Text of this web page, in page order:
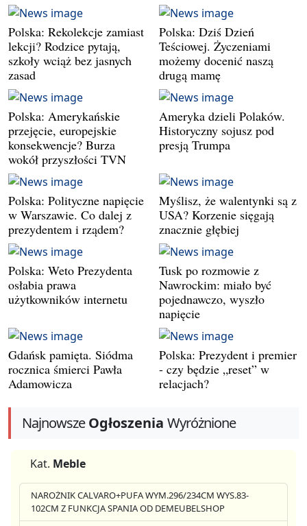
Polska: Rekolekcje zamiast
lekcji? Rodzice pytają,
szkoły wciąż bez jasnych
zasad
Polska: Dziś Dzień
Teściowej. Życzeniami
możemy docenić naszą
drugą mamę
Polska: Amerykańskie
przejęcie, europejskie
konsekwencje? Burza
wokół przyszłości TVN
Ameryka dzieli Polaków.
Historyczny sojusz pod
presją Trumpa
Polska: Polityczne napięcie
w Warszawie. Co dalej z
prezydentem i rządem?
Myślisz, że walentynki są z
USA? Korzenie sięgają
znacznie głębiej
Polska: Weto Prezydenta
osłabia prawa
użytkowników internetu
Tusk po rozmowie z
Nawrockim: miało być
pojednawczo, wyszło
napięcie
Gdańsk pamięta. Siódma
rocznica śmierci Pawła
Adamowicza
Polska: Prezydent i premier
- czy będzie „reset” w
relacjach?
NajnowszeOgłoszenia Wyróżnione
Kat. Meble
NAROŻNIK CALVARO+PUFA WYM.296/234CM WYS.83-
102CM Z FUNKCJA SPANIA OD DEMEUBELSHOP